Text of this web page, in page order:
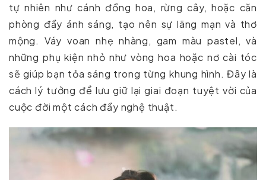
tự nhiên như cánh đồng hoa, rừng cây, hoặc căn
phòng đầy ánh sáng, tạo nên sự lãng mạn và thơ
mộng. Váy voan nhẹ nhàng, gam màu pastel, và
những phụ kiện nhỏ như vòng hoa hoặc nơ cài tóc
sẽ giúp bạn tỏa sáng trong từng khung hình. Đây là
cách lý tưởng để lưu giữ lại giai đoạn tuyệt vời của
cuộc đời một cách đầy nghệ thuật.